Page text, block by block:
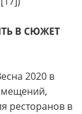
В СЮЖЕТ
2020 в
ресторанов в